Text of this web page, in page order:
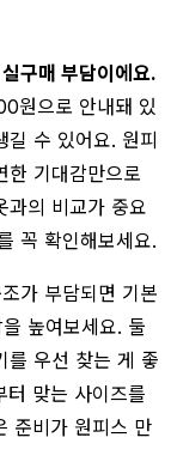
구매 부담이에요.
원으로 안내돼 있
길 수 있어요. 원피
한 기대감만으로
과의 비교가 중요
꼭 확인해보세요.
가 부담되면 기본
높여보세요. 둘
를 우선 찾는 게 좋
터 맞는 사이즈를
준비가 원피스 만